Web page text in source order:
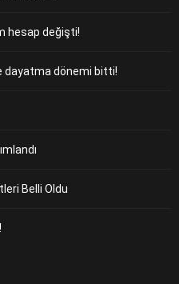
hesap değişti!
dayatma dönemi bitti!
Belli Oldu